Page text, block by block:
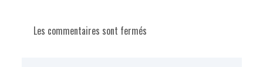
Les commentaires sont fermés